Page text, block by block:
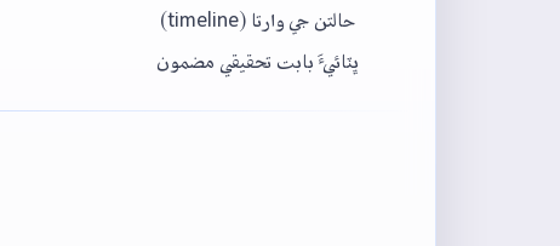
حالتن جي وارتا (timeline)
ڀٽائيءَ بابت تحقيقي مضمون